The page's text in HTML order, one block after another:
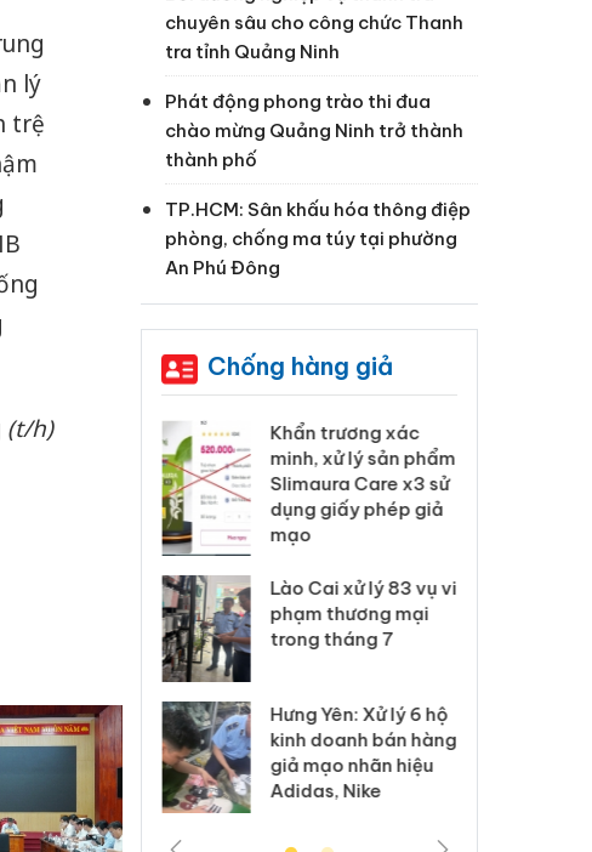
lý
trệ
(t/h)
chuyên sâu cho công chức Thanh
tra tỉnh Quảng Ninh
Phát động phong trào thi đua
chào mừng Quảng Ninh trở thành
thành phố
TP.HCM: Sân khấu hóa thông điệp
phòng, chống ma túy tại phường
An Phú Đông
Chống hàng giả
Tiêu hủy
Hóa: Tìm bị
vụ án buôn
Khẩn trương xác
minh, xử lý sản phẩm
Slimaura Care x3 sử
dụng giấy phép giả
mạo
Lào Cai xử lý 83 vụ vi
phạm thương mại
trong tháng 7
Hưng Yên: Xử lý 6 hộ
kinh doanh bán hàng
giả mạo nhãn hiệu
Adidas, Nike